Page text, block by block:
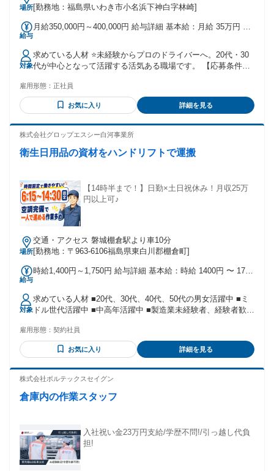
場所[勤務地：福島県いわき市小名浜下神白字林崎]
給与
月給350,000円～400,000円 給与詳細 基本給：月給 35万円 〜
れる通勤・皆勤・家族手当金額：なし 全員に一律で支払われ
るその他手当金額：なし 【給与】 ・月給 35万円〜40万円 - ⭐
安定した収入と着実な昇給で、将来の生活基盤をしっかり支
えます。 ✅年収モデル ・入社1年目（未経験）：年収420万円
与・手当 ・賞与あり（会社業績による） ・退職金制度あり
（勤続5年以上） ・免許取得費用全額会社負担 ※面談の上、
能力や経験を考慮します。
対象
求めている人材 ⭐未経験からプロのドライバーへ。20代・30
代が中心となって活躍する活気ある職場です。 【応募条件】
をつけたい方 ・大型免許を取得し収入を上げたい方 ・運転の
プロとして評価されたい方 ・一人の時間を大切に働きたい方
【歓迎するスキル】 ✅ 大型自動車運転免許 ✅ 大型トラック
社全額負担の免許取得支援制度 ・先輩社員による丁寧な同乗
・未経験入社から大型免許を取得 ・関東方面の運行を担当し
憩は自由 ・運行中の食事や休息は個人の裁量 ・マイカー通勤
可 ・制服貸与
雇用形態： 正社員
お気に入り 詳細を見る
株式会社グロップエスシー白河事業所
衛生日用品の資材をハンドリフトで運搬
【14時半まで！】日勤×土日祝休み！月収25万
円以上可♪
場所
交通・アクセス 磐城棚倉駅より車10分
[勤務地：〒963-6106福島県東白川郡棚倉町]
給与
時給1,400円～1,750円 給与詳細 基本給：時給 1400円 〜 1750
ヶ月目以降】 時給1300円 ※深夜：時給1625円
対象
求めている人材 ■20代、30代、40代、50代の男女活躍中 ■ミ
ドル世代活躍中 ■中高年活躍中 ■製造業未経験者、経験者歓迎
な方」 「モクモク単純作業が好きな方」 など、大歓迎♪
雇用形態： 契約社員
お気に入り 詳細を見る
株式会社ボルテックスセイグン
倉庫内の作業スタッフ
入社祝い金23万円支給/学歴不問!/引っ越し代負
担!